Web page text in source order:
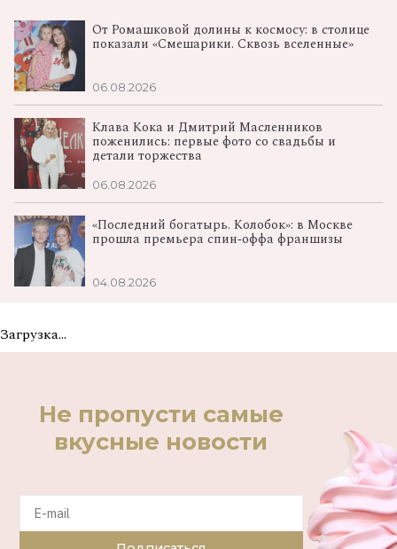
От Ромашковой долины к космосу: в столице
показали «Смешарики. Сквозь вселенные»
06.08.2026
Клава Кока и Дмитрий Масленников
поженились: первые фото со свадьбы и
детали торжества
06.08.2026
«Последний богатырь. Колобок»: в Москве
прошла премьера спин‑оффа франшизы
04.08.2026
Загрузка...
Не пропусти самые
вкусные новости